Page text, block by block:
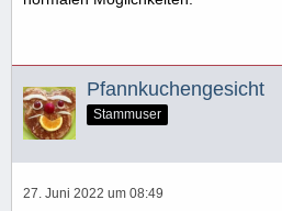
Pfannkuchengesicht
Stammuser
27. Juni 2022 um 08:49